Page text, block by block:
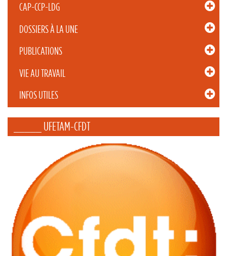
CAP-CCP-LDG
DOSSIERS À LA UNE
PUBLICATIONS
VIE AU TRAVAIL
INFOS UTILES
_____ UFETAM-CFDT